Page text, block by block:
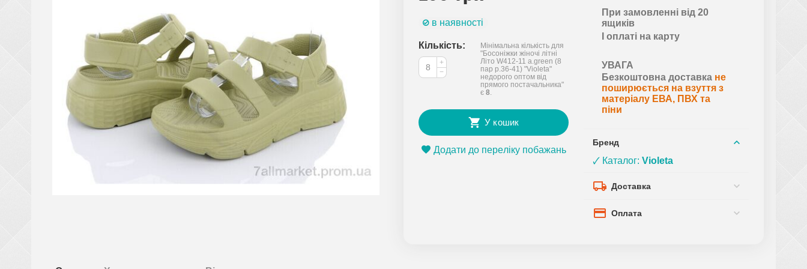
в наявності
Кількість:
+
−
Мінімальна кількість для
"Босоніжки жіночі літні
Літо W412-11 a.green (8
пар р.36-41) "Violeta"
недорого оптом від
прямого постачальника"
є8.
У кошик
Додати до переліку побажань
При замовленні від 20
ящиків
І оплаті на карту
УВАГА
Безкоштовна доставка не
поширюється на взуття з
матеріалу ЕВА, ПВХ та
піни
Бренд
🗸 Каталог:Violeta
Доставка
Оплата